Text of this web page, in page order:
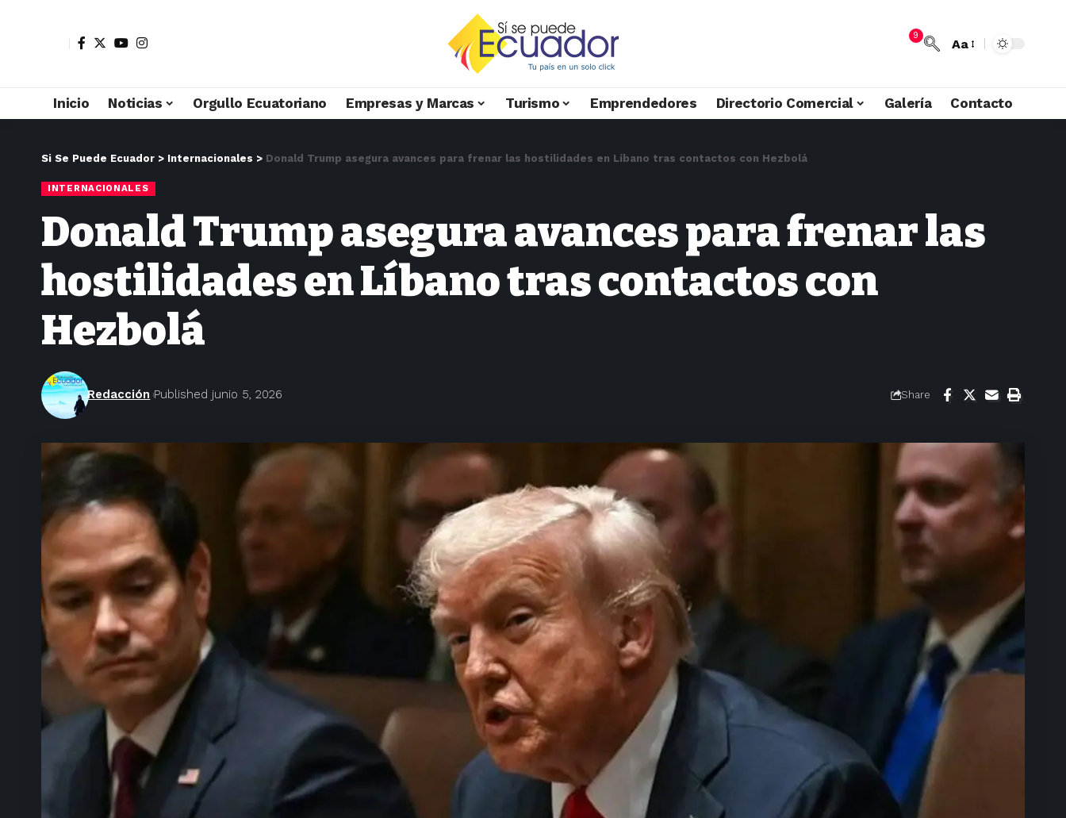
9
Aa
Inicio Noticias Orgullo Ecuatoriano Empresas y Marcas Turismo Emprendedores Directorio Comercial Galería Contacto
Si Se Puede Ecuador > Internacionales > Donald Trump asegura avances para frenar las hostilidades en Líbano tras contactos con Hezbolá
INTERNACIONALES
Donald Trump asegura avances para frenar las
hostilidades en Líbano tras contactos con
Hezbolá
Redacción Published junio 5, 2026 Share